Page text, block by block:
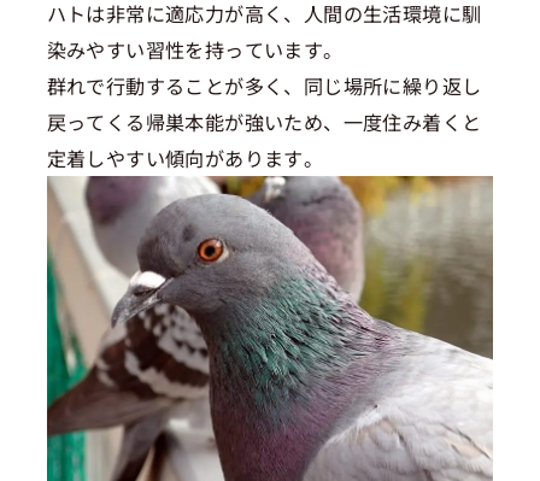
ハトは非常に適応力が高く、人間の生活環境に馴
染みやすい習性を持っています。
群れで行動することが多く、同じ場所に繰り返し
戻ってくる帰巣本能が強いため、一度住み着くと
定着しやすい傾向があります。